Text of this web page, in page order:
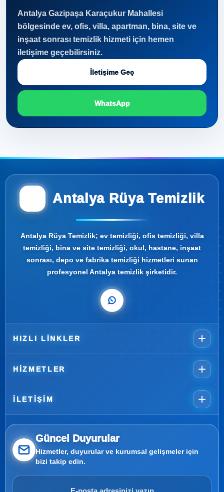
Antalya Gazipaşa Karaçukur Mahallesi
bölgesinde ev, ofis, villa, apartman, bina, site ve
inşaat sonrası temizlik hizmeti için hemen
iletişime geçebilirsiniz.
İletişime Geç
WhatsApp
Antalya Rüya Temizlik
Antalya Rüya Temizlik; ev temizliği, ofis temizliği, villa
temizliği, bina ve site temizliği, okul, hastane, inşaat
sonrası, depo ve fabrika temizliği hizmetleri sunan
profesyonel Antalya temizlik şirketidir.
HIZLI LINKLER
HIZMETLER
İLETIŞIM
Güncel Duyurular
Hizmetler, duyurular ve kurumsal gelişmeler için
bizi takip edin.